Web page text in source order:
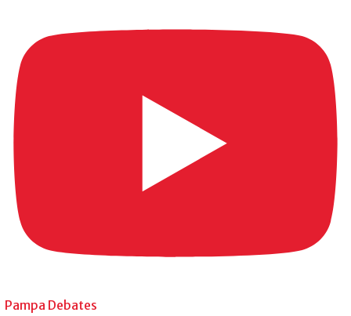
Pampa Debates